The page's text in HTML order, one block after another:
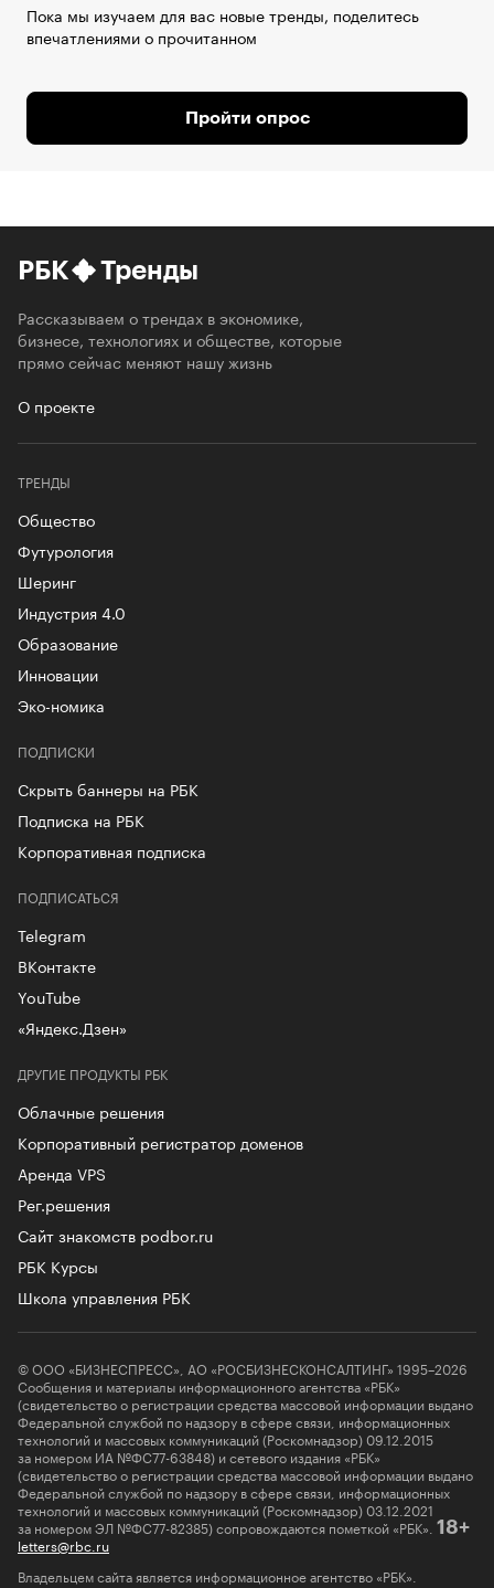
Пока мы изучаем для вас новые тренды, поделитесь
впечатлениями о прочитанном
Пройти опрос
РБК Тренды
Рассказываем о трендах в экономике,
бизнесе, технологиях и обществе, которые
прямо сейчас меняют нашу жизнь
О проекте
ТРЕНДЫ
Общество
Футурология
Шеринг
Индустрия 4.0
Образование
Инновации
Эко-номика
ПОДПИСКИ
Скрыть баннеры на РБК
Подписка на РБК
Корпоративная подписка
ДРУГИЕ ПРОДУКТЫ РБК
Облачные решения
Корпоративный регистратор доменов
Аренда VPS
Рег.решения
Сайт знакомств podbor.ru
РБК Курсы
Школа управления РБК
ПОДПИСАТЬСЯ
Telegram
ВКонтакте
YouTube
«Яндекс.Дзен»
© ООО «БИЗНЕСПРЕСС», АО «РОСБИЗНЕСКОНСАЛТИНГ» 1995–2026
Сообщения и материалы информационного агентства «РБК»
(свидетельство о регистрации средства массовой информации выдано
Федеральной службой по надзору в сфере связи, информационных
технологий и массовых коммуникаций (Роскомнадзор) 09.12.2015
за номером ИА №ФС77-63848) и сетевого издания «РБК»
(свидетельство о регистрации средства массовой информации выдано
Федеральной службой по надзору в сфере связи, информационных
технологий и массовых коммуникаций (Роскомнадзор) 03.12.2021
за номером ЭЛ №ФС77-82385) сопровождаются пометкой «РБК». 18+
letters@rbc.ru
Владельцем сайта является информационное агентство «РБК».